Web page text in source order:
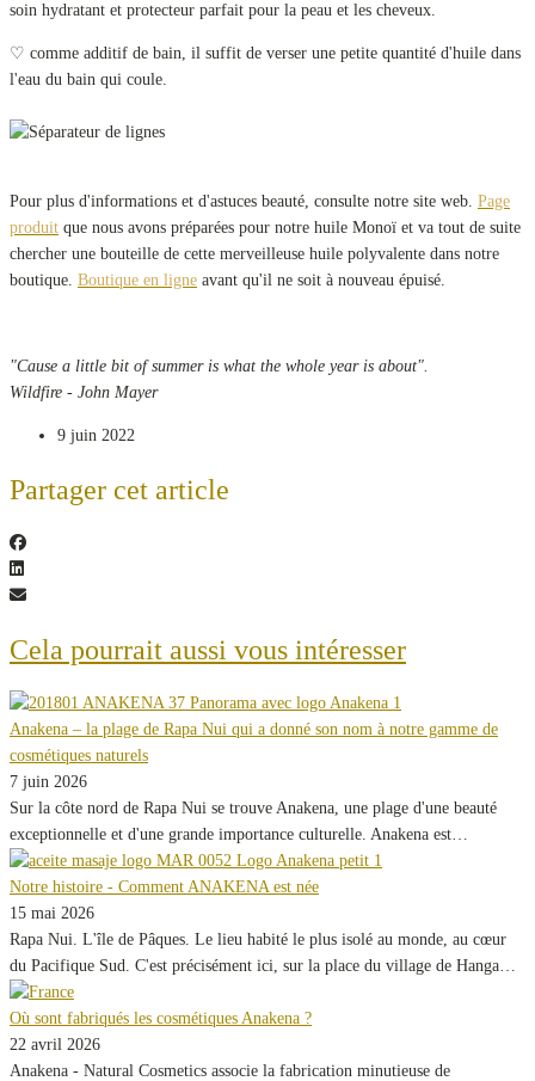
soin hydratant et protecteur parfait pour la peau et les cheveux.
♡ comme additif de bain, il suffit de verser une petite quantité d'huile dans
l'eau du bain qui coule.
Pour plus d'informations et d'astuces beauté, consulte notre site web. Page
produit que nous avons préparées pour notre huile Monoï et va tout de suite
chercher une bouteille de cette merveilleuse huile polyvalente dans notre
boutique. Boutique en ligne avant qu'il ne soit à nouveau épuisé.
"Cause a little bit of summer is what the whole year is about".
Wildfire - John Mayer
9 juin 2022
Partager cet article
Cela pourrait aussi vous intéresser
Anakena – la plage de Rapa Nui qui a donné son nom à notre gamme de
cosmétiques naturels
7 juin 2026
Sur la côte nord de Rapa Nui se trouve Anakena, une plage d'une beauté
exceptionnelle et d'une grande importance culturelle. Anakena est…
Notre histoire - Comment ANAKENA est née
15 mai 2026
Rapa Nui. L'île de Pâques. Le lieu habité le plus isolé au monde, au cœur
du Pacifique Sud. C'est précisément ici, sur la place du village de Hanga…
Où sont fabriqués les cosmétiques Anakena ?
22 avril 2026
Anakena - Natural Cosmetics associe la fabrication minutieuse de